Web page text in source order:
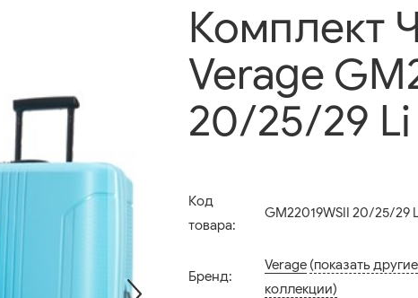
Комплект
Verage
20/25/29 Li
Код
товара:
GM22019WSII 20/25/29
Бренд:
Verage (показать другие
коллекции)